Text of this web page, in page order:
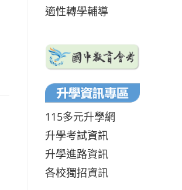
適性轉學輔導
115多元升學網
升學考試資訊
升學進路資訊
各校獨招資訊